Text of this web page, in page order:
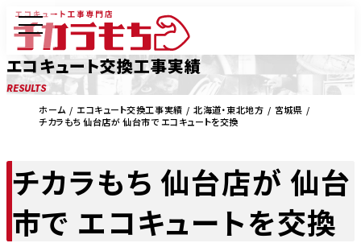
エコキュート交換工事実績
RESULTS
ホーム エコキュート交換工事実績 北海道・東北地方
宮城県
チカラもち 仙台店が 仙台市で エコキュートを交換
チカラもち 仙台店が 仙台
市で エコキュートを交換